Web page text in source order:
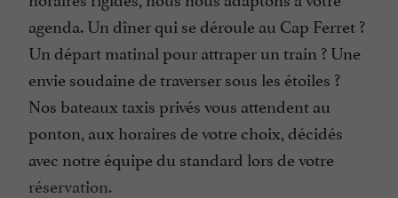
agenda. Un dîner qui se déroule au Cap Ferret ?
Un départ matinal pour attraper un train ? Une
envie soudaine de traverser sous les étoiles ?
Nos bateaux taxis privés vous attendent au
ponton, aux horaires de votre choix, décidés
avec notre équipe du standard lors de votre
réservation.